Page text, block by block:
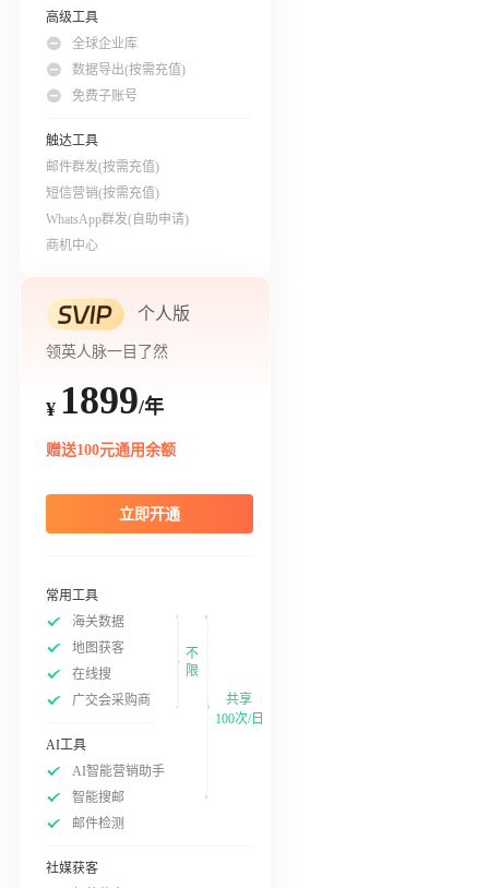
高级工具
全球企业库
数据导出(按需充值)
免费子账号
触达工具
邮件群发(按需充值)
短信营销(按需充值)
WhatsApp群发(自助申请)
商机中心
个人版
领英人脉一目了然
¥ 1899/年
赠送100元通用余额
立即开通
常用工具
海关数据
地图获客
在线搜
广交会采购商
不
限
AI工具
AI智能营销助手
智能搜邮
邮件检测
社媒获客
共享
100次/日